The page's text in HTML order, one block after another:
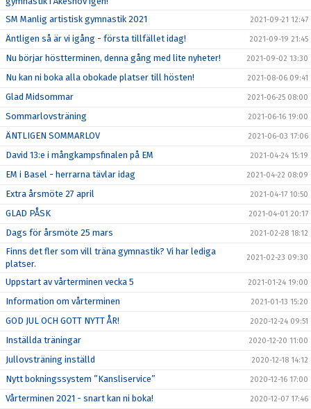
SM Manlig artistisk gymnastik 2021 2021-09-21 12:47
Äntligen så är vi igång - första tillfället idag! 2021-09-19 21:45
Nu börjar höstterminen, denna gång med lite nyheter! 2021-09-02 13:30
Nu kan ni boka alla obokade platser till hösten! 2021-08-06 09:41
Glad Midsommar 2021-06-25 08:00
Sommarlovsträning 2021-06-16 19:00
ÄNTLIGEN SOMMARLOV 2021-06-03 17:06
David 13:e i mångkampsfinalen på EM 2021-04-24 15:19
EM i Basel - herrarna tävlar idag 2021-04-22 08:09
Extra årsmöte 27 april 2021-04-17 10:50
GLAD PÅSK 2021-04-01 20:17
Dags för årsmöte 25 mars 2021-02-28 18:12
Finns det fler som vill träna gymnastik? Vi har lediga
platser.
2021-02-23 09:30
Uppstart av vårterminen vecka 5 2021-01-24 19:00
Information om vårterminen 2021-01-13 15:20
GOD JUL OCH GOTT NYTT ÅR! 2020-12-24 09:51
Inställda träningar 2020-12-20 11:00
Jullovsträning inställd 2020-12-18 14:12
Nytt bokningssystem ”Kansliservice” 2020-12-16 17:00
Vårterminen 2021 - snart kan ni boka! 2020-12-07 17:46